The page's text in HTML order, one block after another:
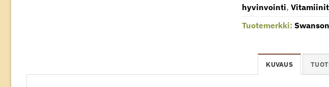
hyvinvointi,
Tuotemerkki:Swanson
KUVAUS